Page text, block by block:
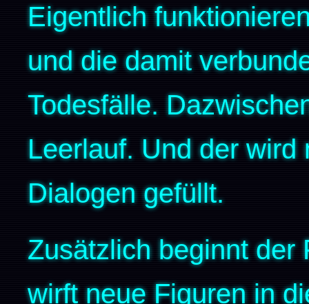
Eigentlich
und die damit
Todesfälle.
Leerlauf. Und der
Dialogen gefüllt.
Zusätzlich beginnt der
wirft neue Figuren in